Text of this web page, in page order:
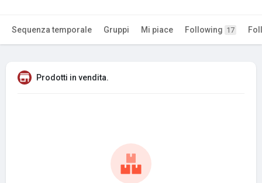
Sequenza temporale Gruppi Mi piace Following 17
Prodotti in vendita.